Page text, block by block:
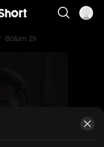
Bölüm 29